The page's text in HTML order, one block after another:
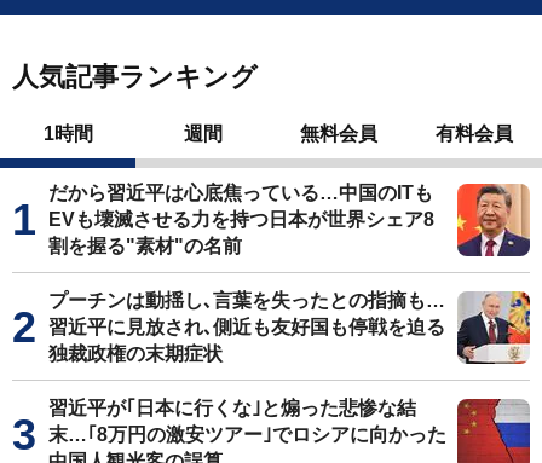
人気記事ランキング
1時間 週間 無料会員 有料会員
だから習近平は心底焦っている…中国のITも
EVも壊滅させる力を持つ日本が世界シェア8
割を握る"素材"の名前
プーチンは動揺し､言葉を失ったとの指摘も…
習近平に見放され､側近も友好国も停戦を迫る
独裁政権の末期症状
習近平が｢日本に行くな｣と煽った悲惨な結
末…｢8万円の激安ツアー｣でロシアに向かった